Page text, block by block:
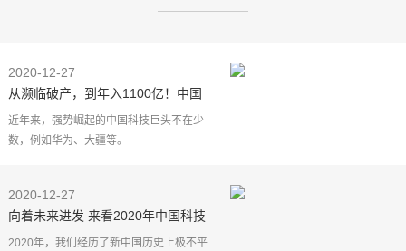
2020-12-27
从濒临破产，到年入1100亿！中国
科技巨头崛起，超越华为全球第三
近年来，强势崛起的中国科技巨头不在少
数，例如华为、大疆等。
觑的中国科技巨头同样值得关注
2020-12-27
向着未来进发 来看2020年中国科技
创新重大进展
2020年，我们经历了新中国历史上极不平